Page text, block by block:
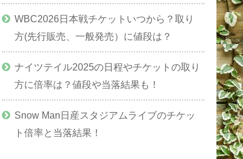
WBC2026日本戦チケットいつから？取り
方(先行販売、一般発売）に値段は？
ナイツテイル2025の日程やチケットの取り
方に倍率は？値段や当落結果も！
Snow Man日産スタジアムライブのチケッ
ト倍率と当落結果！